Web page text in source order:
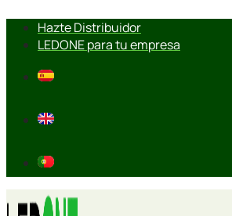
contenido
Hazte Distribuidor
LEDONE para tu empresa